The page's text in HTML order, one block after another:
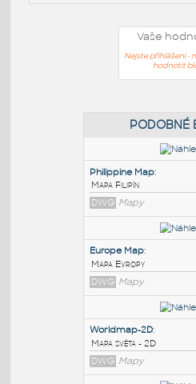
Vaše
Nejste přihlášeni -
hodnotit
Philippine Map:
Mapa Filipín
DWG Mapy